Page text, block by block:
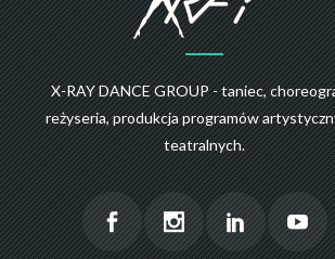
X-RAY DANCE GROUP - taniec,
reżyseria, produkcja programów
teatralnych.